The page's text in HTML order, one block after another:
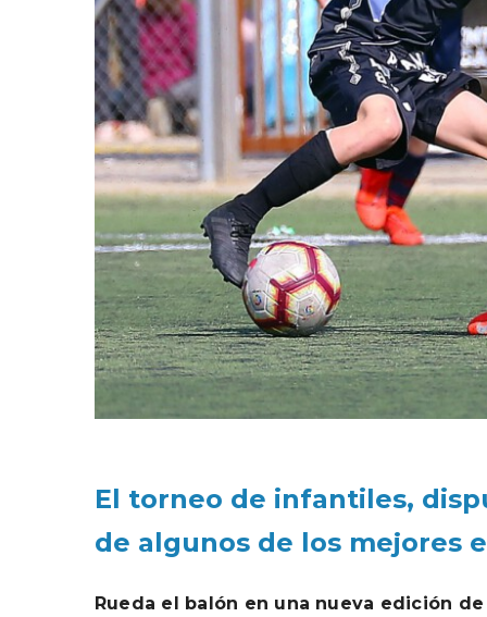
El torneo de infantiles,
de algunos de los mejores
Rueda el balón en una nueva edición